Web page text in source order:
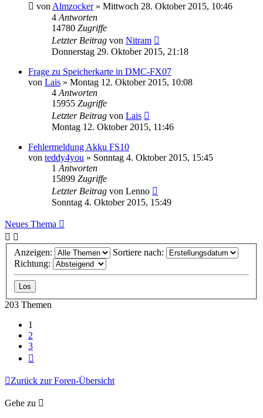
von Almzocker» Mittwoch 28. Oktober 2015, 10:46
4 Antworten
14780 Zugriffe
Letzter Beitrag von Nitram
Donnerstag 29. Oktober 2015, 21:18
Frage zu Speicherkarte in DMC-FX07
von Lais » Montag 12. Oktober 2015, 10:08
4 Antworten
15955 Zugriffe
Letzter Beitrag von Lais
Montag 12. Oktober 2015, 11:46
Fehlermeldung Akku FS10
von teddy4you » Sonntag 4. Oktober 2015, 15:45
1 Antworten
15899 Zugriffe
Letzter Beitrag von Lenno
Sonntag 4. Oktober 2015, 15:49
Neues Thema
Anzeigen:
Sortiere nach:
Richtung:
203 Themen
1
2
3
Zurück zur Foren-Übersicht
Gehe zu